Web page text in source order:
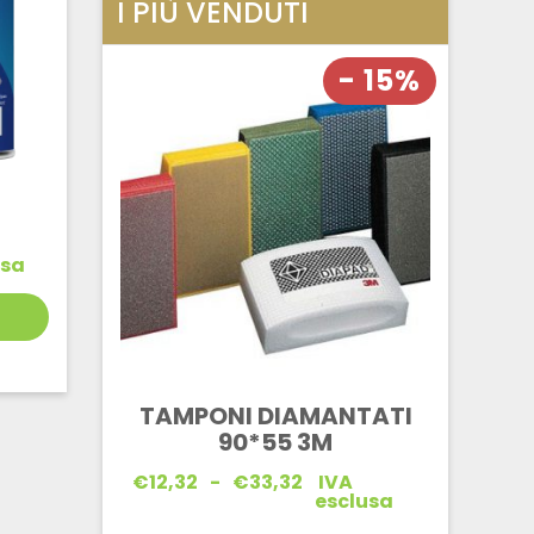
I PIÙ VENDUTI
- 15%
TAMPONI DIAMANTATI
90*55 3M
€12,32 - €33,32Fascia
di
IVA
esclusa